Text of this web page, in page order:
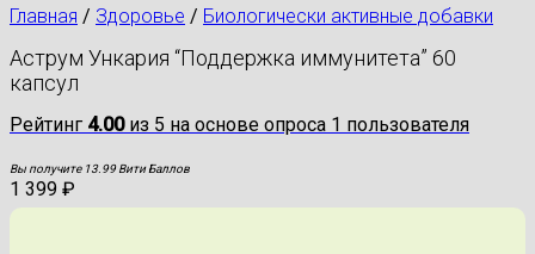
капсул
Главная / Здоровье / Биологически активные добавки
Аструм Ункария “Поддержка иммунитета” 60
капсул
Рейтинг 4.00из 5 на основе опроса 1 пользователя
Вы получите 13.99 Вити Баллов
1 399 ₽